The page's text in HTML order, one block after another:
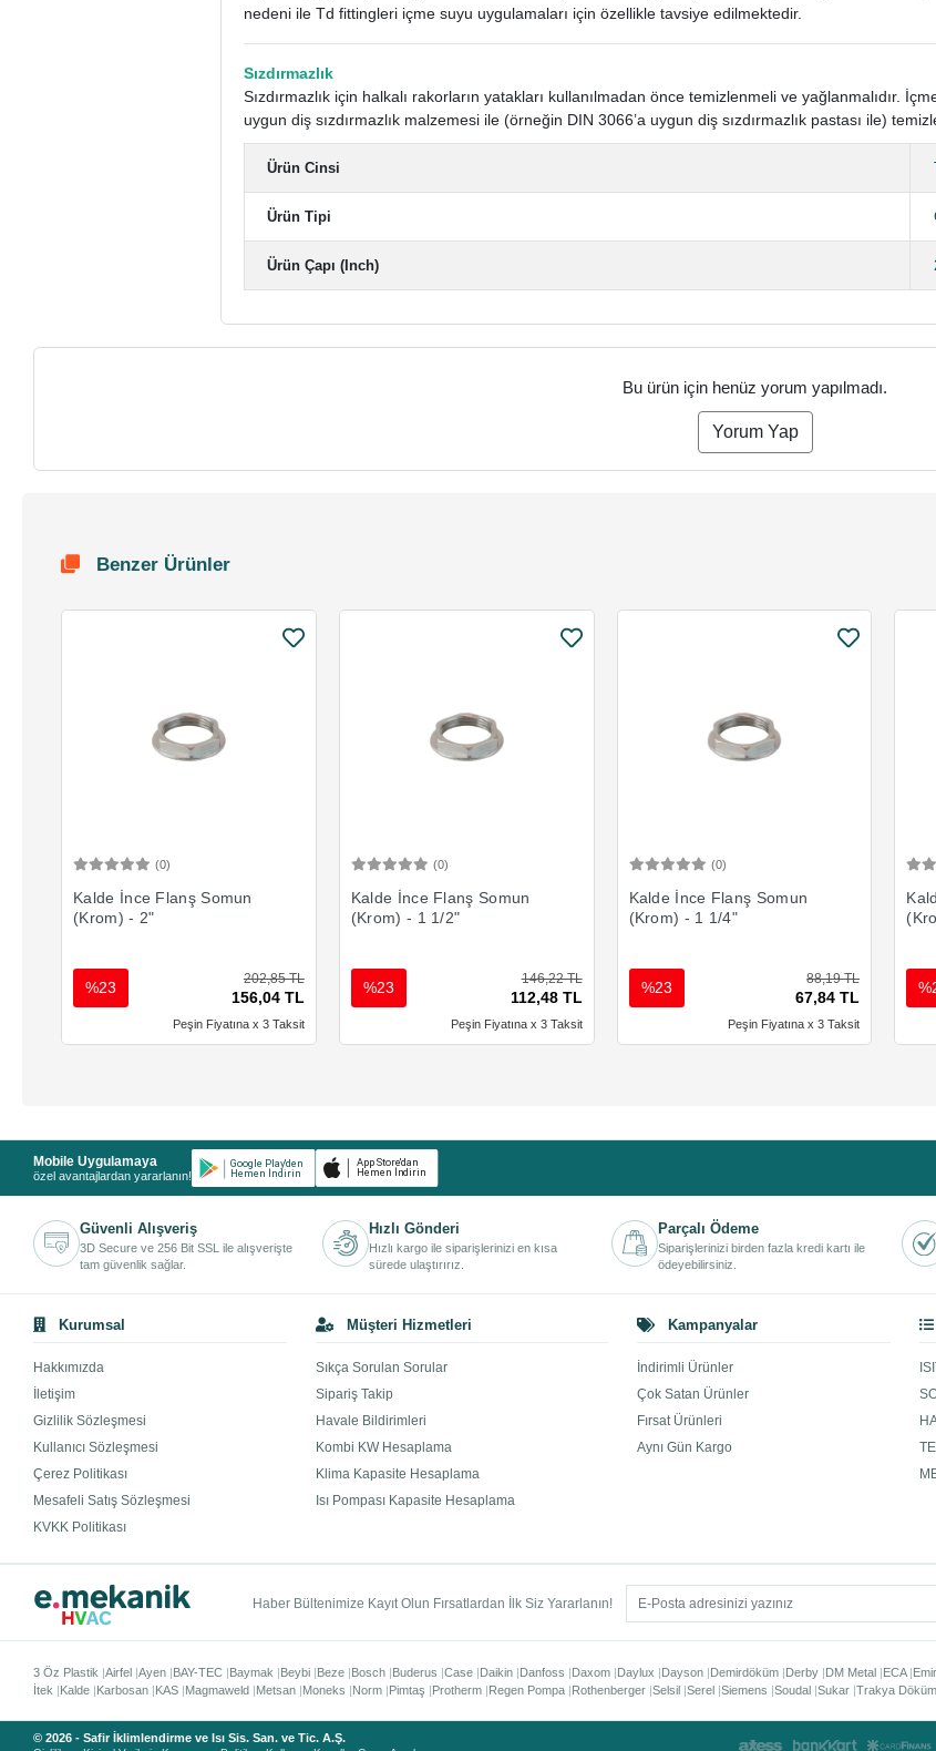
nedeni ile Td fittingleri içme suyu uygulamaları için özellikle tavsiye edilmektedir.
Sızdırmazlık
Sızdırmazlık için halkalı rakorların yatakları kullanılmadan önce temizlenmeli ve yağlanmalıdır.
uygun diş sızdırmazlık malzemesi ile (örneğin DIN 3066’a uygun diş sızdırmazlık pastası ile)
Ürün Cinsi
Ürün Tipi
Ürün Çapı (Inch)
Bu ürün için henüz yorum yapılmadı.
Yorum Yap
Benzer Ürünler
(0)
Kalde İnce Flanş Somun
(Krom) - 2"
202,85 TL
156,04 TL
%23
Peşin Fiyatına x 3 Taksit
(0)
Kalde İnce Flanş Somun
(Krom) - 1 1/2"
146,22 TL
112,48 TL
%23
Peşin Fiyatına x 3 Taksit
(0)
Kalde İnce Flanş Somun
(Krom) - 1 1/4"
88,19 TL
67,84 TL
%23
Peşin Fiyatına x 3 Taksit
Mobile Uygulamaya
özel avantajlardan yararlanın!
Güvenli Alışveriş
3D Secure ve 256 Bit SSL ile alışverişte
tam güvenlik sağlar.
Hızlı Gönderi
Hızlı kargo ile siparişlerinizi en kısa
sürede ulaştırırız.
Parçalı Ödeme
Siparişlerinizi birden fazla kredi kartı ile
ödeyebilirsiniz.
Kurumsal
Hakkımızda
İletişim
Gizlilik Sözleşmesi
Kullanıcı Sözleşmesi
Çerez Politikası
Mesafeli Satış Sözleşmesi
KVKK Politikası
Müşteri Hizmetleri
Sıkça Sorulan Sorular
Sipariş Takip
Havale Bildirimleri
Kombi KW Hesaplama
Klima Kapasite Hesaplama
Isı Pompası Kapasite Hesaplama
Kampanyalar
İndirimli Ürünler
Çok Satan Ürünler
Fırsat Ürünleri
Aynı Gün Kargo
Haber Bültenimize Kayıt Olun Fırsatlardan İlk Siz Yararlanın!
3 Öz Plastik Airfel Ayen BAY-TEC Baymak Beybi Beze Bosch Buderus Case Daikin Danfoss Daxom Daylux Dayson Demirdöküm Derby DM Metal ECA
İtek
Kalde Karbosan KAS Magmaweld Metsan Moneks Norm Pimtaş Protherm Regen Pompa Rothenberger Selsil Serel Siemens Soudal Sukar Trakya Döküm
© 2026 - Safir İklimlendirme ve Isı Sis. San. ve Tic. A.Ş.